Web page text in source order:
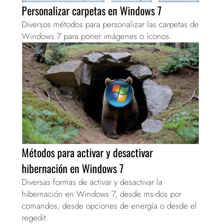
Personalizar carpetas en Windows 7
Diversos métodos para personalizar las carpetas de
Windows 7 para poner imágenes o iconos.
Métodos para activar y desactivar
hibernación en Windows 7
Diversas formas de activar y desactivar la
hibernación en Windows 7, desde ms-dos por
comandos, desde opciones de energía o desde el
regedit.